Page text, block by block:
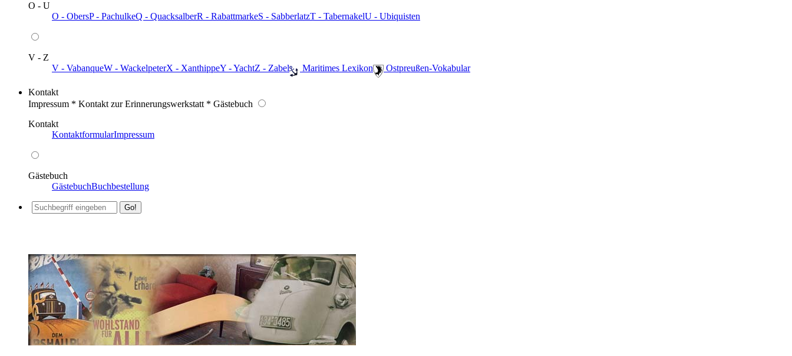
O - U
O - ObersP - PachulkeQ - QuacksalberR - RabattmarkeS - SabberlatzT - TabernakelU - Ubiquisten
V - Z
V - VabanqueW - WackelpeterX - XanthippeY - YachtZ - Zabel ️ Maritimes Lexikon ️ Ostpreußen-Vokabular
Kontakt
Impressum * Kontakt zur Erinnerungswerkstatt * Gästebuch
Kontakt
KontaktformularImpressum
Gästebuch
GästebuchBuchbestellung